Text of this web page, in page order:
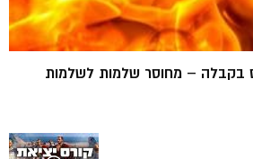
בקבלה – מחוסר שלמות לשלמות